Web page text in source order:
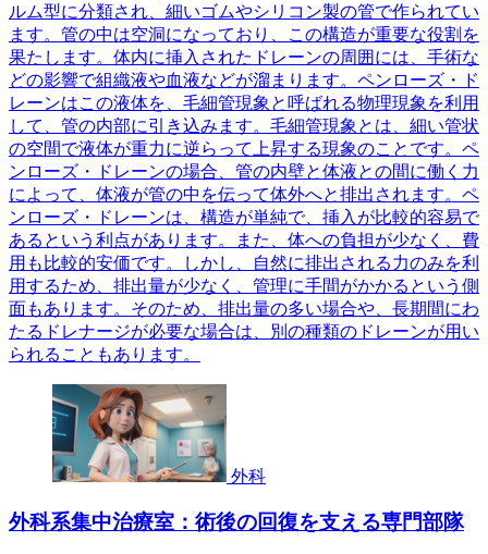
ルム型に分類され、細いゴムやシリコン製の管で作られてい
ます。管の中は空洞になっており、この構造が重要な役割を
果たします。体内に挿入されたドレーンの周囲には、手術な
どの影響で組織液や血液などが溜まります。ペンローズ・ド
レーンはこの液体を、毛細管現象と呼ばれる物理現象を利用
して、管の内部に引き込みます。毛細管現象とは、細い管状
の空間で液体が重力に逆らって上昇する現象のことです。ペ
ンローズ・ドレーンの場合、管の内壁と体液との間に働く力
によって、体液が管の中を伝って体外へと排出されます。ペ
ンローズ・ドレーンは、構造が単純で、挿入が比較的容易で
あるという利点があります。また、体への負担が少なく、費
用も比較的安価です。しかし、自然に排出される力のみを利
用するため、排出量が少なく、管理に手間がかかるという側
面もあります。そのため、排出量の多い場合や、長期間にわ
たるドレナージが必要な場合は、別の種類のドレーンが用い
られることもあります。
外科
外科系集中治療室：術後の回復を支える専門部隊